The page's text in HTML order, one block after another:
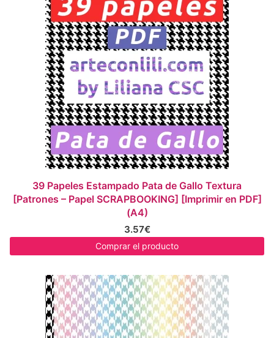
39 Papeles Estampado Pata de Gallo Textura
[Patrones – Papel SCRAPBOOKING] [Imprimir en PDF]
(A4)
3.57€
Comprar el producto